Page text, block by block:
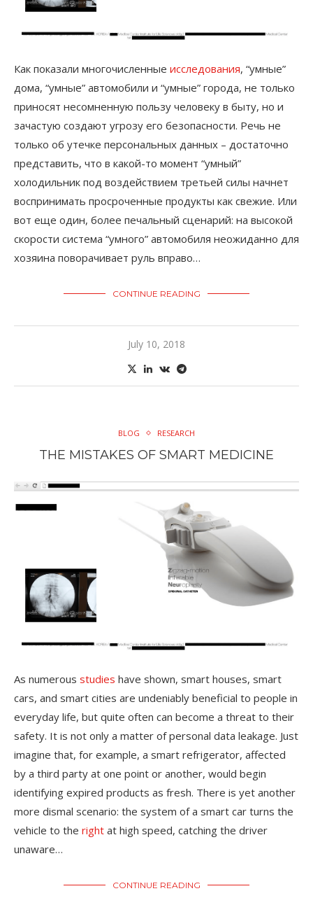
Как показали многочисленные исследования, “умные”
дома, “умные” автомобили и “умные” города, не только
приносят несомненную пользу человеку в быту, но и
зачастую создают угрозу его безопасности. Речь не
только об утечке персональных данных – достаточно
представить, что в какой-то момент “умный”
холодильник под воздействием третьей силы начнет
воспринимать просроченные продукты как свежие. Или
вот еще один, более печальный сценарий: на высокой
скорости система “умного” автомобиля неожиданно для
хозяина поворачивает руль вправо…
CONTINUE READING
July 10, 2018
BLOG RESEARCH
THE MISTAKES OF SMART MEDICINE
As numerous studies have shown, smart houses, smart
cars, and smart cities are undeniably beneficial to people in
everyday life, but quite often can become a threat to their
safety. It is not only a matter of personal data leakage. Just
imagine that, for example, a smart refrigerator, affected
by a third party at one point or another, would begin
identifying expired products as fresh. There is yet another
more dismal scenario: the system of a smart car turns the
vehicle to the right at high speed, catching the driver
unaware…
CONTINUE READING